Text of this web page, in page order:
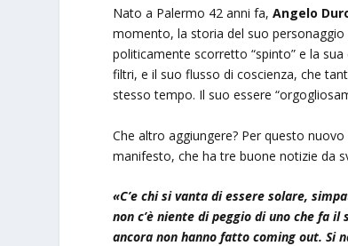
Nato a Palermo 42 anni fa,Angelo
momento, la storia del suo personaggio
politicamente scorretto “spinto” e la
filtri, e il suo flusso di coscienza, che
stesso tempo. Il suo essere
Che altro aggiungere? Per questo
manifesto, che ha tre buone notizie da
«C’e chi si vanta di essere solare,
non c’è niente di peggio di uno che fa
ancora non hanno fatto coming out. Si